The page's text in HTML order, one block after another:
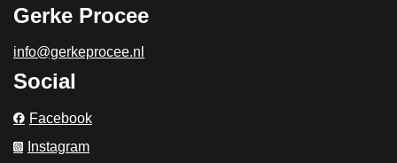
Gerke Procee
info@gerkeprocee.nl
Social
Facebook
Instagram